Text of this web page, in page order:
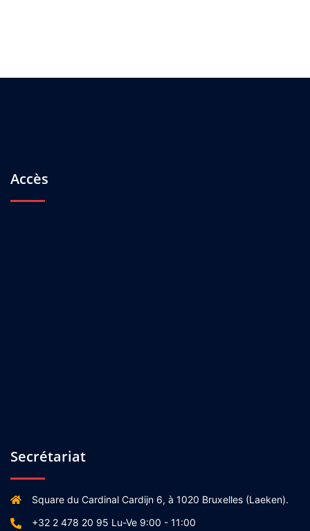
Accès
Secrétariat
Square du Cardinal Cardijn 6, à 1020 Bruxelles (Laeken).
+32 2 478 20 95 Lu-Ve 9:00 - 11:00